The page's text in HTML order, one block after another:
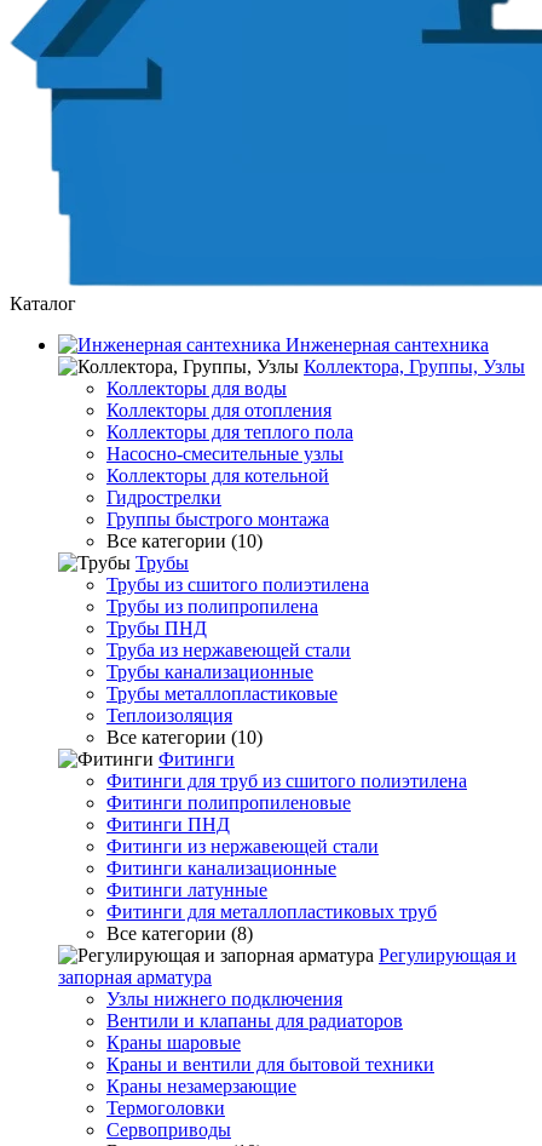
Каталог
Инженерная сантехника
Коллектора, Группы, Узлы
Коллекторы для воды
Коллекторы для отопления
Коллекторы для теплого пола
Насосно-смесительные узлы
Коллекторы для котельной
Гидрострелки
Группы быстрого монтажа
Все категории (10)
Трубы
Трубы из сшитого полиэтилена
Трубы из полипропилена
Трубы ПНД
Труба из нержавеющей стали
Трубы канализационные
Трубы металлопластиковые
Теплоизоляция
Все категории (10)
Фитинги
Фитинги для труб из сшитого полиэтилена
Фитинги полипропиленовые
Фитинги ПНД
Фитинги из нержавеющей стали
Фитинги канализационные
Фитинги латунные
Фитинги для металлопластиковых труб
Все категории (8)
Регулирующая и
запорная арматура
Узлы нижнего подключения
Вентили и клапаны для радиаторов
Краны шаровые
Краны и вентили для бытовой техники
Краны незамерзающие
Термоголовки
Сервоприводы